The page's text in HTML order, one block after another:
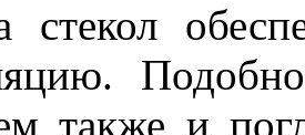
стекол
также и